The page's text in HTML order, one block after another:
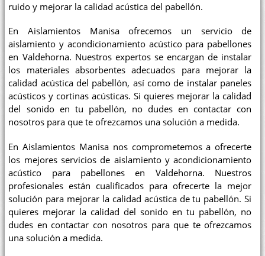
ruido y mejorar la calidad acústica del pabellón.
En Aislamientos Manisa ofrecemos un servicio de
aislamiento y acondicionamiento acústico para pabellones
en Valdehorna. Nuestros expertos se encargan de instalar
los materiales absorbentes adecuados para mejorar la
calidad acústica del pabellón, así como de instalar paneles
acústicos y cortinas acústicas. Si quieres mejorar la calidad
del sonido en tu pabellón, no dudes en contactar con
nosotros para que te ofrezcamos una solución a medida.
En Aislamientos Manisa nos comprometemos a ofrecerte
los mejores servicios de aislamiento y acondicionamiento
acústico para pabellones en Valdehorna. Nuestros
profesionales están cualificados para ofrecerte la mejor
solución para mejorar la calidad acústica de tu pabellón. Si
quieres mejorar la calidad del sonido en tu pabellón, no
dudes en contactar con nosotros para que te ofrezcamos
una solución a medida.